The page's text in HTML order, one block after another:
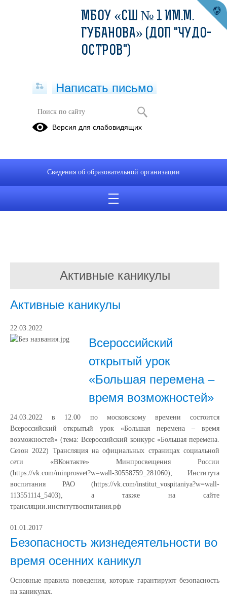
Активные каникулы
Активные каникулы
22.03.2022
Всероссийский
открытый урок
«Большая перемена –
время возможностей»
24.03.2022 в 12.00 по московскому времени состоится
Всероссийский открытый урок «Большая перемена – время
возможностей» (тема: Всероссийский конкурс «Большая перемена.
Сезон 2022) Трансляция на официальных страницах социальной
сети «ВКонтакте» Минпросвещения России
(https://vk.com/minprosvet?w=wall-30558759_281060); Института
воспитания РАО (https://vk.com/institut_vospitaniya?w=wall-
113551114_5403), а также на сайте
трансляции.институтвоспитания.рф
01.01.2017
Безопасность жизнедеятельности во
время осенних каникул
Основные правила поведения, которые гарантируют безопасность
на каникулах.
МБОУ «СШ № 1 ИМ.М.
ГУБАНОВА» (ДОП "ЧУДО-
ОСТРОВ")
Написать письмо
Версия для слабовидящих
Сведения об образовательной организации